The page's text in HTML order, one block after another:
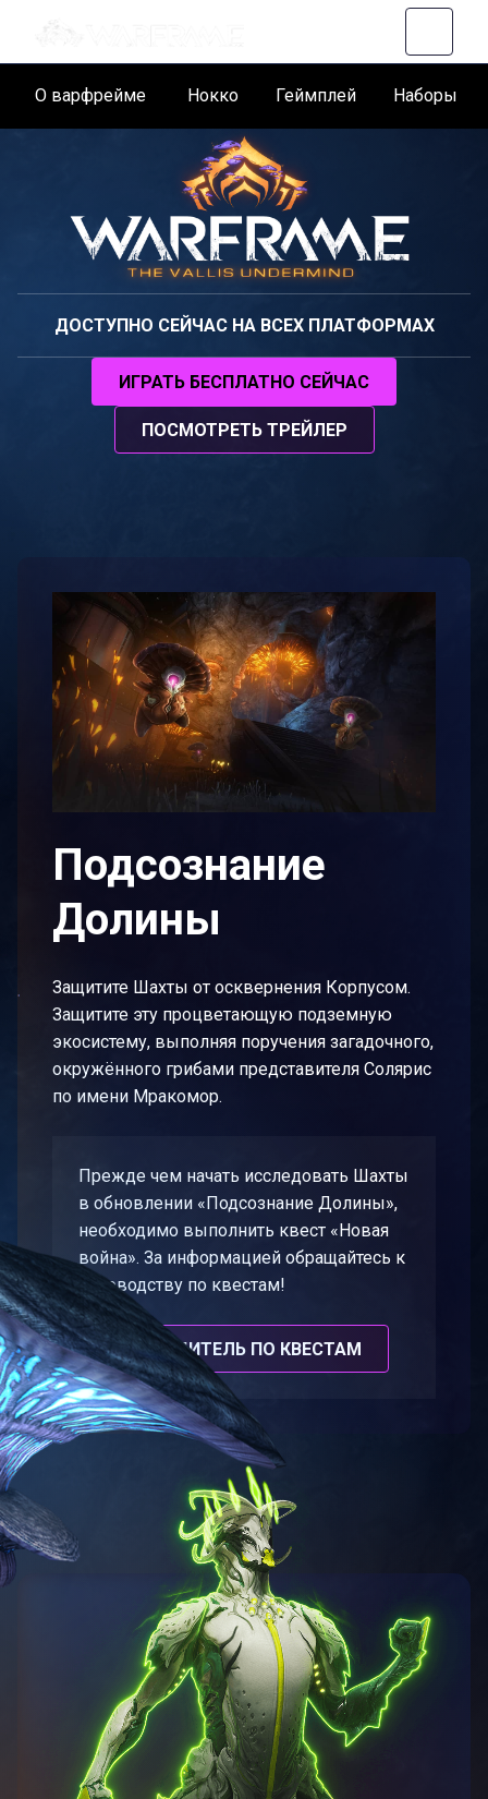
О варфрейме Нокко Геймплей Наборы
ДОСТУПНО СЕЙЧАС НА ВСЕХ ПЛАТФОРМАХ
ИГРАТЬ БЕСПЛАТНО СЕЙЧАС
ПОСМОТРЕТЬ ТРЕЙЛЕР
Подсознание
Долины
Защитите Шахты от осквернения Корпусом.
Защитите эту процветающую подземную
экосистему, выполняя поручения загадочного,
окружённого грибами представителя Солярис
по имени Мракомор.
Прежде чем начать исследовать Шахты
в обновлении «Подсознание Долины»,
необходимо выполнить квест «Новая
война». За информацией обращайтесь к
руководству по квестам!
ПУТЕВОДИТЕЛЬ ПО КВЕСТАМ